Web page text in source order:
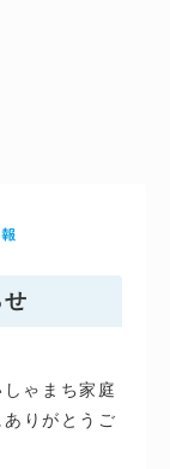
ゃまち家庭
りがとうご